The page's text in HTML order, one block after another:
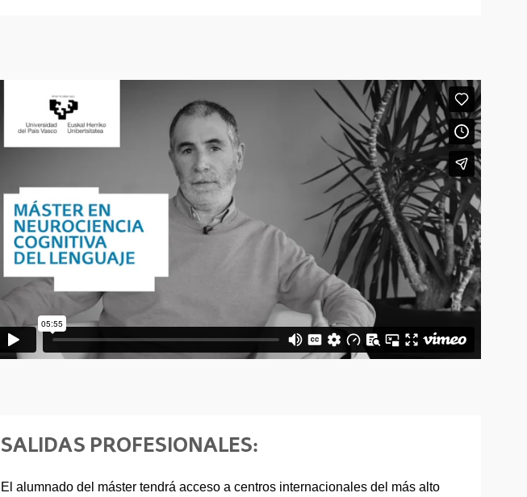
SALIDAS PROFESIONALES:
El alumnado del máster tendrá acceso a centros internacionales del más alto